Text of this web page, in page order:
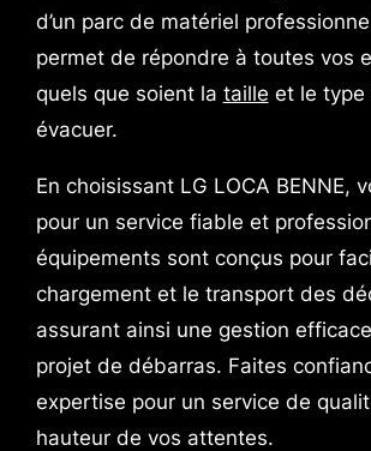
d’un parc de matériel
permet de répondre à toutes vos
quels que soient la taille et le type
évacuer.
En choisissant LG LOCA BENNE,
pour un service fiable et
équipements sont conçus pour
chargement et le transport des
assurant ainsi une gestion
projet de débarras. Faites
expertise pour un service de
hauteur de vos attentes.